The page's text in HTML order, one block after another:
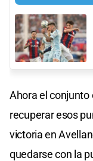
Ahora el conjunto
recuperar esos
victoria en
quedarse con la